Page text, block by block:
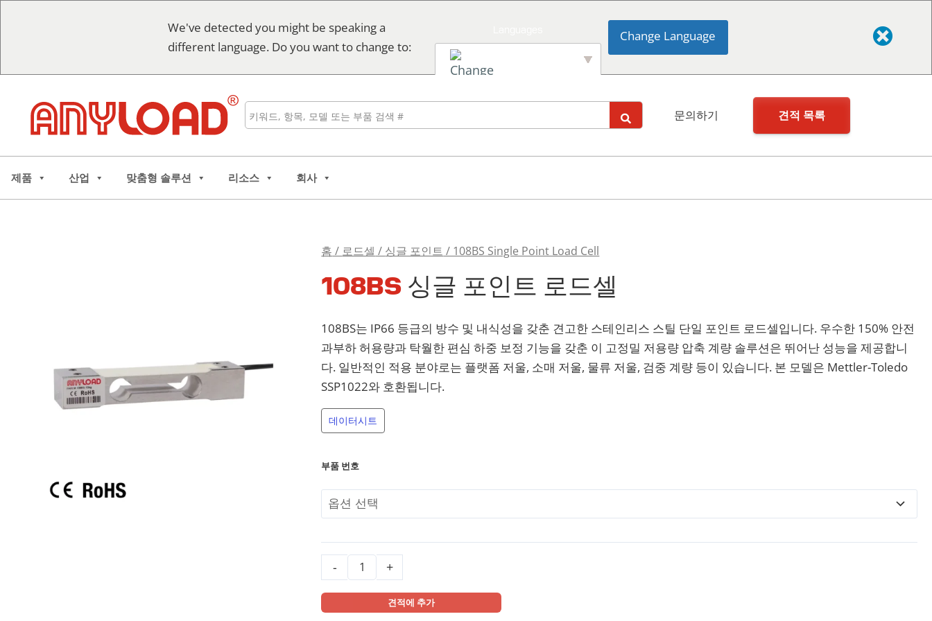
We've detected you might be speaking a
different language. Do you want to change to:
Change Language
검
문의하기 견적 목록
제품 산업 맞춤형 솔루션 리소스 회사
홈 / 로드셀 / 싱글 포인트 / 108BS Single Point Load Cell
108BS 싱글 포인트 로드셀
108BS는 IP66 등급의 방수 및 내식성을 갖춘 견고한 스테인리스 스틸 단일 포인트 로드셀입니다. 우수한 150% 안전
과부하 허용량과 탁월한 편심 하중 보정 기능을 갖춘 이 고정밀 저용량 압축 계량 솔루션은 뛰어난 성능을 제공합니
다. 일반적인 적용 분야로는 플랫폼 저울, 소매 저울, 물류 저울, 검중 계량 등이 있습니다. 본 모델은 Mettler-Toledo
SSP1022와 호환됩니다.
데이터시트
부품 번호
-
108BS
Single
수
량
+
견적에 추가